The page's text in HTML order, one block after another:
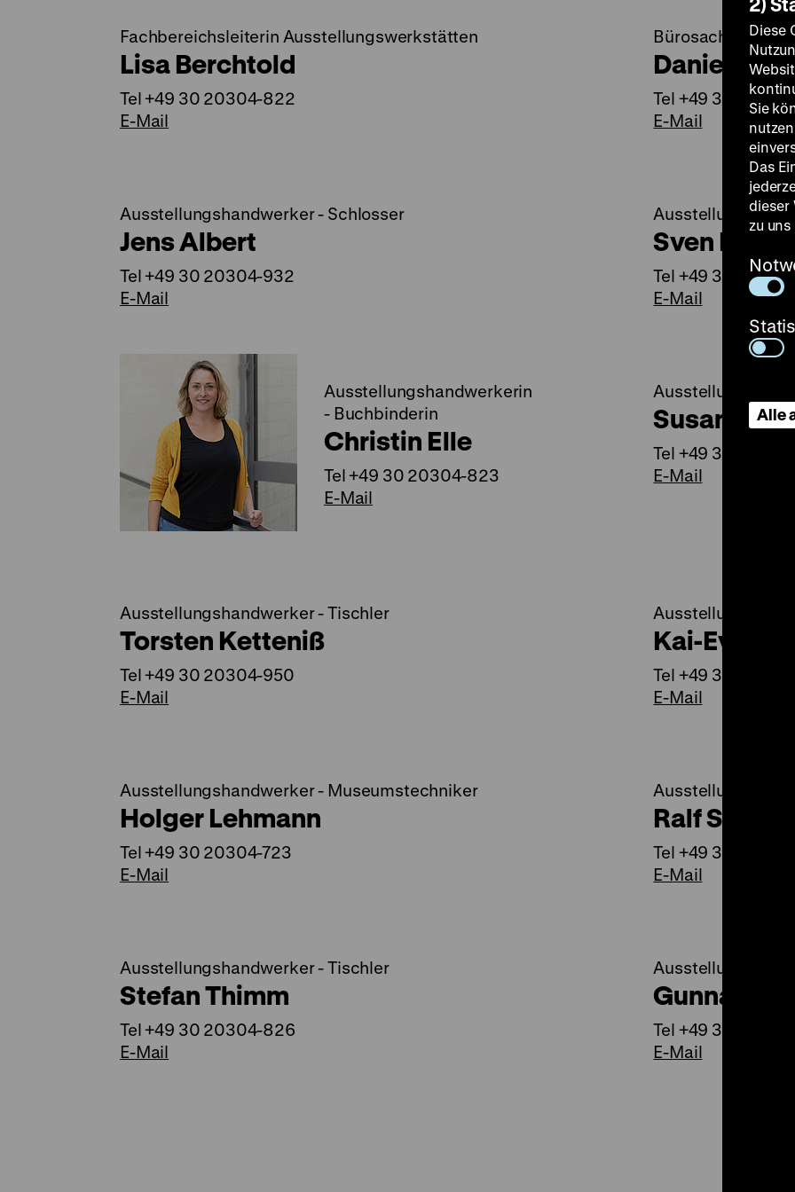
Fachbereichsleiterin Ausstellungswerkstätten
Lisa Berchtold
Tel +49 30 20304-822
E-Mail
Daniel
Tel +49 30
E-Mail
Ausstellungshandwerker - Schlosser
Jens Albert
Tel +49 30 20304-932
E-Mail
Sven
Tel +49 30
E-Mail
Ausstellungshandwerkerin
- Buchbinderin
Christin Elle
Tel +49 30 20304-823
E-Mail
Susanne
Tel +49 30 20304-
E-Mail
Ausstellungshandwerker - Tischler
Torsten Ketteniß
Tel +49 30 20304-950
E-Mail
Kai-Evert
Tel +49 30 20304-
E-Mail
Ausstellungshandwerker - Museumstechniker
Holger Lehmann
Tel +49 30 20304-723
E-Mail
Ralf Schulze
Tel +49 30 20304-
E-Mail
Ausstellungshandwerker - Tischler
Stefan Thimm
Tel +49 30 20304-826
E-Mail
Gunnar
Tel +49 30 20304-
E-Mail
Diese
Sie
Das
dieser
zu uns
Alle